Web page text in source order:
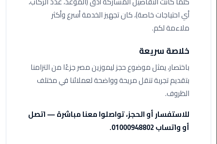
مرسى
مطروح
ليموزين
مطار
سفنكس
ليموزين
الغردقة
أي احتياجات خاصة)، كان تجهيز الخدمة أسرع وأكثر
ملاءمة لكم.
خلاصة سريعة
باختصار، يمثل موضوع حجز ليموزين مصر جزءًا من التزامنا
بتقديم تجربة تنقل مريحة وواضحة لعملائنا في مختلف
الظروف.
للاستفسار أو الحجز، تواصلوا معنا مباشرة — اتصل
أو واتساب 01000948802.